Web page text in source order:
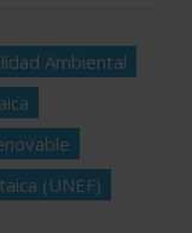
Ambiental
(UNEF)